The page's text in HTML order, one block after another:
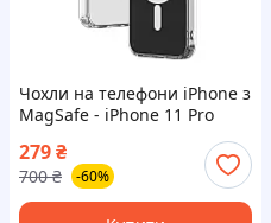
Чохли на телефони iPhone з
MagSafe - iPhone 11 Pro
279₴
700 ₴ -60%